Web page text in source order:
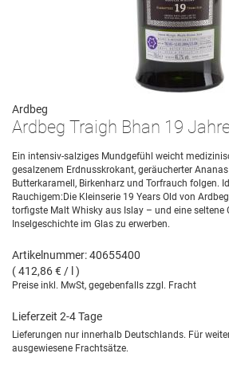
Ardbeg
Ardbeg Traigh Bhan 19
Ein intensiv-salziges Mundgefühl weicht
gesalzenem Erdnusskrokant, geräucherter
Butterkaramell, Birkenharz und Torfrauch folgen.
Rauchigem:Die Kleinserie 19 Years Old von
torfigste Malt Whisky aus Islay – und eine seltene
Inselgeschichte im Glas zu erwerben.
Artikelnummer: 40655400
( 412,86 € / l )
Preise inkl. MwSt, gegebenfalls zzgl. Fracht
Lieferzeit 2-4 Tage
Lieferungen nur innerhalb Deutschlands. Für
ausgewiesene Frachtsätze.